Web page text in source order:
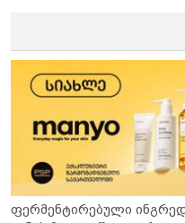
ფერმენტირებული